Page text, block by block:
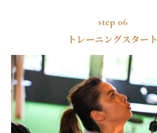
step 06
トレーニングスタート